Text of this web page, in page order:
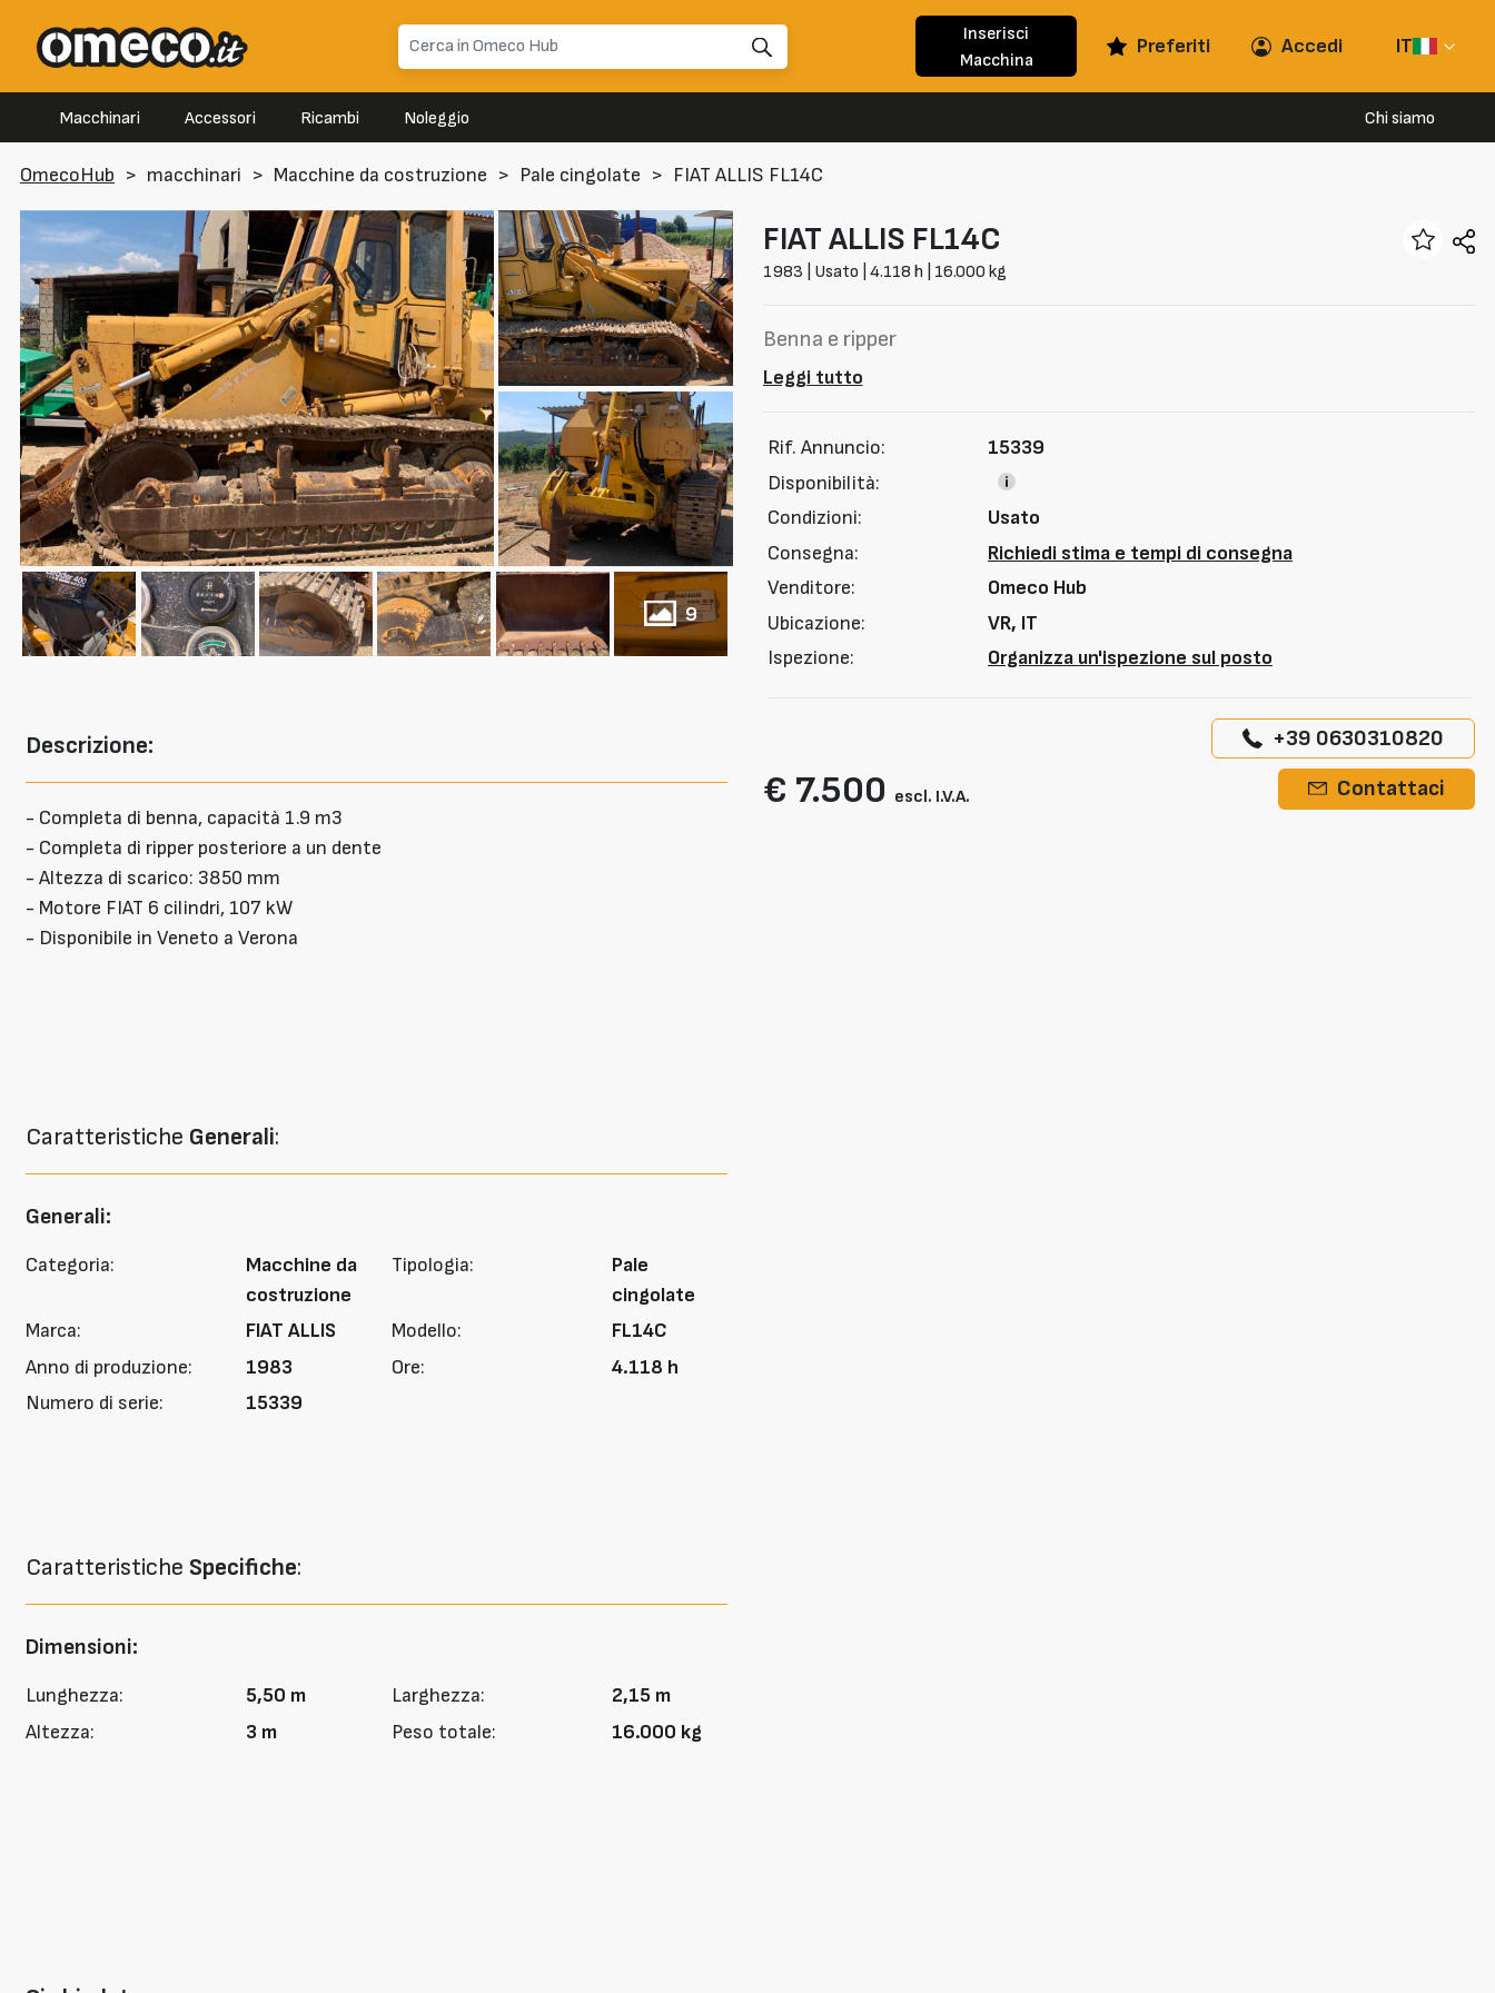
Inserisci
Macchina
Preferiti Accedi IT
Macchinari Accessori Ricambi Noleggio Chi siamo
OmecoHub > macchinari > Macchine da costruzione > Pale cingolate > FIAT ALLIS FL14C
9
Descrizione:
- Completa di benna, capacità 1.9 m3
- Completa di ripper posteriore a un dente
- Altezza di scarico: 3850 mm
- Motore FIAT 6 cilindri, 107 kW
- Disponibile in Veneto a Verona
Caratteristiche Generali:
Generali:
Categoria:
Macchine da
costruzione
Tipologia:
Pale
cingolate
Marca:
FIAT ALLIS Modello:
FL14C
Anno di produzione:
1983 Ore:
4.118 h
Numero di serie:
15339
Caratteristiche Specifiche:
Dimensioni:
Lunghezza: 5,50 m Larghezza:
2,15 m
Altezza:
3 m Peso totale: 16.000 kg
FIAT ALLIS FL14C
1983 | Usato | 4.118 h | 16.000 kg
Benna e ripper
Leggi tutto
Rif. Annuncio:
15339
Disponibilità:
Condizioni:
Usato
Consegna:
Richiedi stima e tempi di consegna
Venditore:
Omeco Hub
Ubicazione:
VR, IT
Ispezione:
Organizza un'ispezione sul posto
€ 7.500 escl. I.V.A.
+39 0630310820
Contattaci